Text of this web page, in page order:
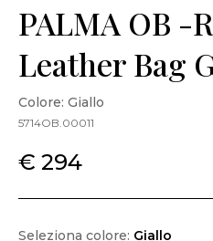
PALMA OB -
Leather Bag
Colore: Giallo
5714OB.00011
€ 294
Seleziona colore: Giallo